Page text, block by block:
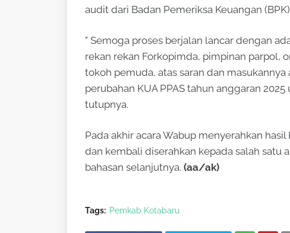
audit dari Badan Pemeriksa Keuangan
" Semoga proses berjalan lancar dengan
rekan rekan Forkopimda, pimpinan parpol,
tokoh pemuda, atas saran dan
perubahan KUA PPAS tahun anggaran
tutupnya.
Pada akhir acara Wabup menyerahkan hasil
dan kembali diserahkan kepada salah satu
bahasan selanjutnya. (aa/ak)
Tags: Pemkab Kotabaru